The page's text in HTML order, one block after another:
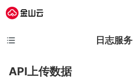
日志服务
API上传数据